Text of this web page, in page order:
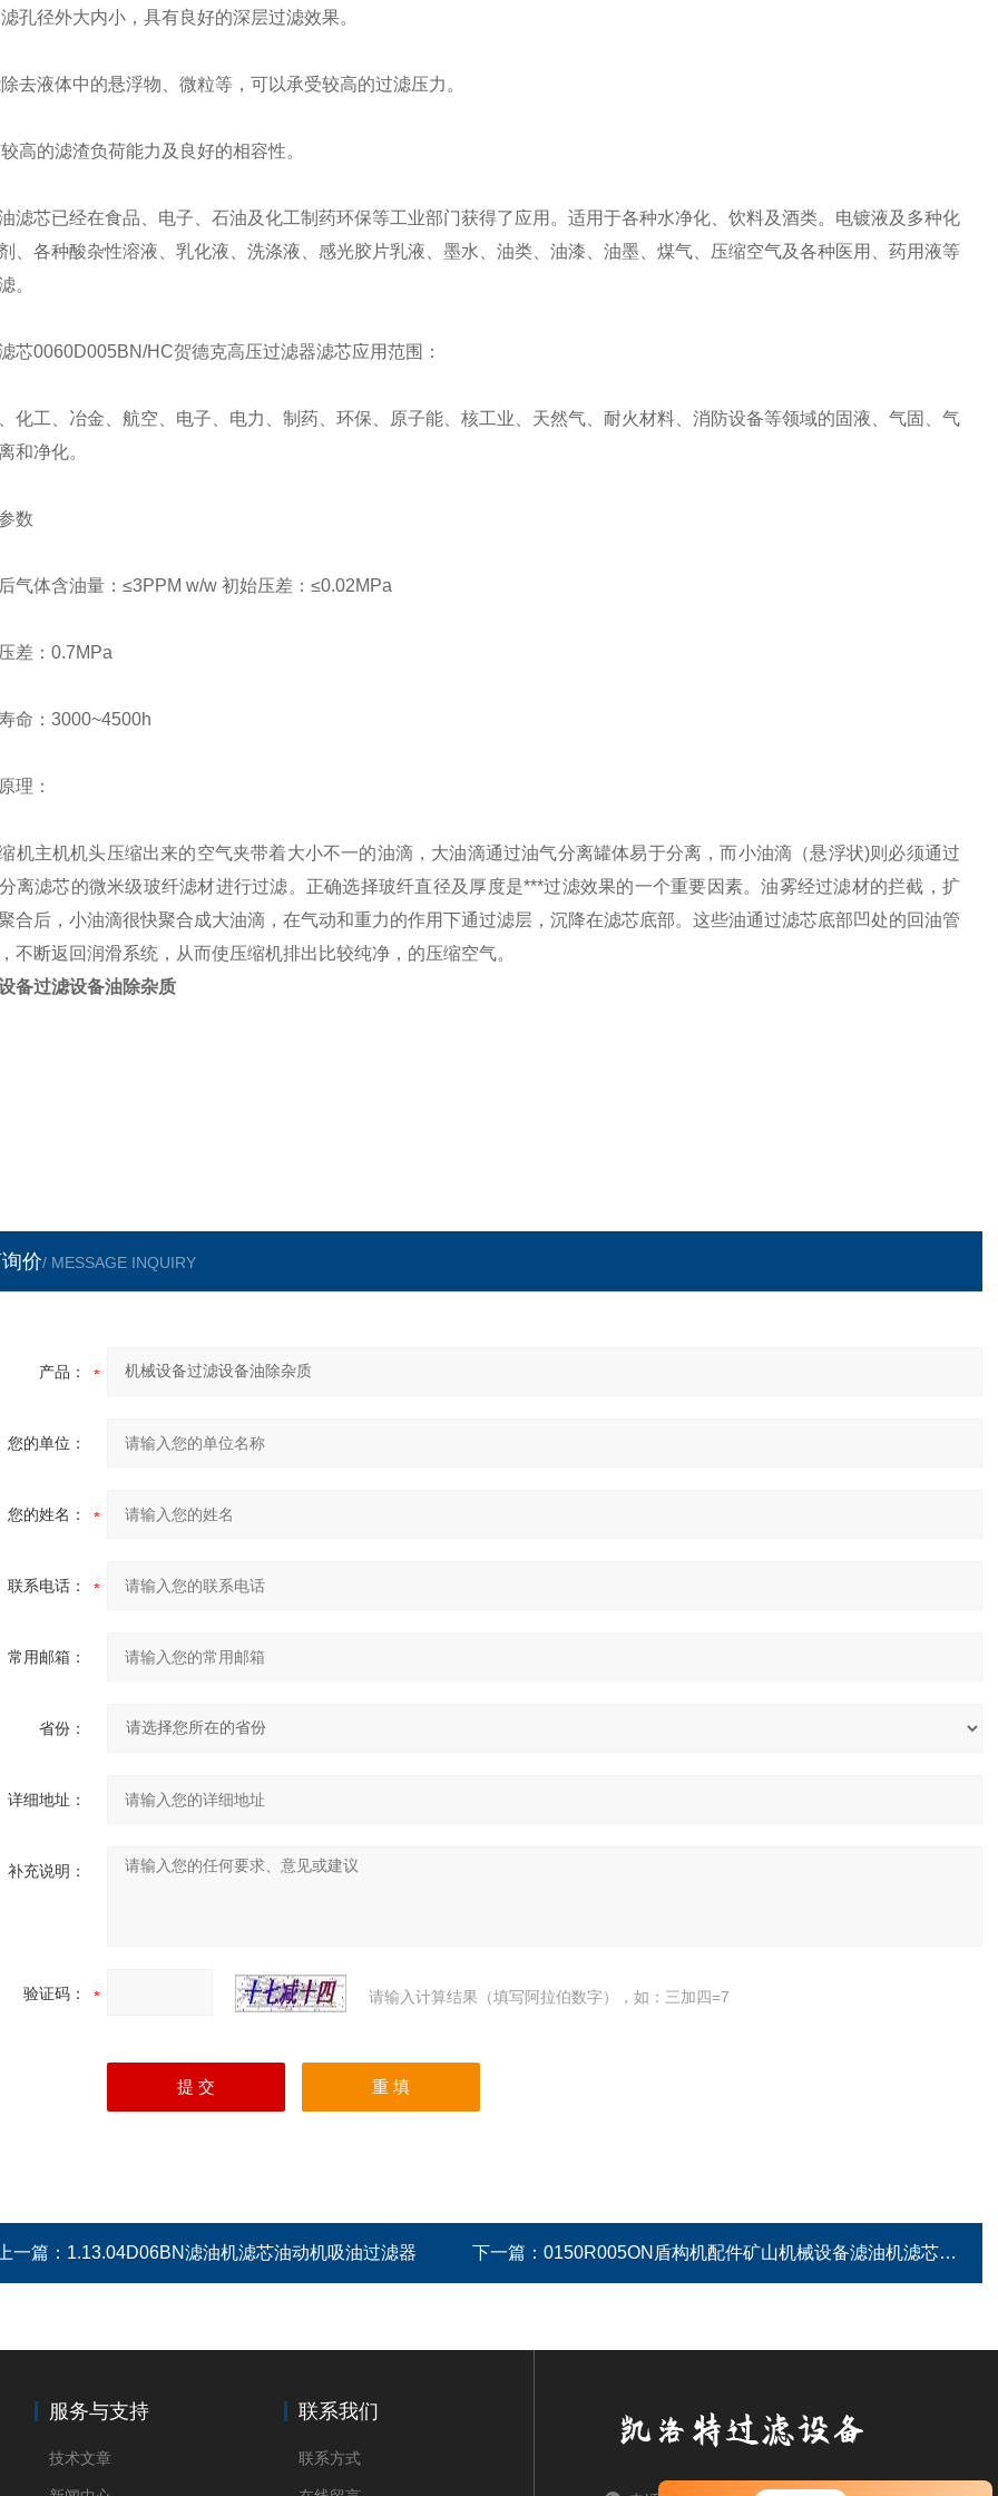
孔径外大内小，具有良好的深层过滤效果。
去液体中的悬浮物、微粒等，可以承受较高的过滤压力。
高的滤渣负荷能力及良好的相容性。
滤芯已经在食品、电子、石油及化工制药环保等工业部门获得了应用。 适用于各种水净化、饮料及酒类。 电镀液及多种化
、各种酸杂性溶液、乳化液、洗涤液、感光胶片乳液、墨水、油类、油漆、油墨、煤气、压缩空气及各种医用、药用液等
。
芯0060D005BN/HC贺德克高压过滤器滤芯应用范围：
化工、冶金、航空、电子、电力、制药、环保、原子能、核工业、天然气、耐火材料、消防设备等领域的固液、气固、气
和净化。
数
气体含油量： ≤3PPM w/w 初始压差：≤0.02MPa
差： 0.7MPa
命： 3000~4500h
理：
机主机机头压缩出来的空气夹带着大小不一的油滴，大油滴通过油气分离罐体易于分离，而小油滴（悬浮状)则必须通过
离滤芯的微米级玻纤滤材进行过滤。正确选择玻纤直径及厚度是***过滤效果的一个重要因素。油雾经过滤材的拦截，扩
合后，小油滴很快聚合成大油滴，在气动和重力的作用下通过滤层，沉降在滤芯底部。这些油通过滤芯底部凹处的回油管
不断返回润滑系统，从而使压缩机排出比较纯净，的压缩空气。
备过滤设备油除杂质
价/ MESSAGE INQUIRY
产品：
您的单位：
您的姓名：
联系电话：
常用邮箱：
省份：
详细地址：
补充说明：
验证码： 请输入计算结果（填写阿拉伯数字），如：三加四=7
一篇： 1.13.04D06BN滤油机滤芯油动机吸油过滤器 下一篇： 0150R005ON盾构机配件矿山机械设备滤油机滤芯
服务与支持
技术文章
联系我们
联系方式